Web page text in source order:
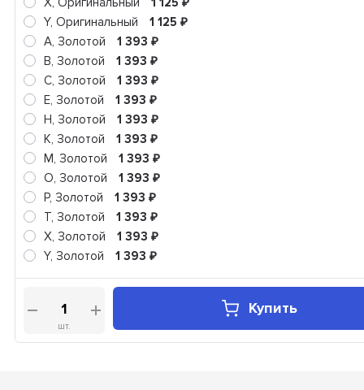
₽
Y, Оригинальный 1 125₽
A, Золотой 1 393₽
B, Золотой 1 393₽
C, Золотой 1 393₽
E, Золотой 1 393₽
H, Золотой 1 393₽
K, Золотой 1 393₽
M, Золотой 1 393₽
O, Золотой 1 393₽
P, Золотой 1 393₽
T, Золотой 1 393₽
X, Золотой 1 393₽
Y, Золотой 1 393₽
шт.
Купить